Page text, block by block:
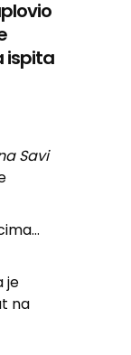
ispita
Savi
je
na